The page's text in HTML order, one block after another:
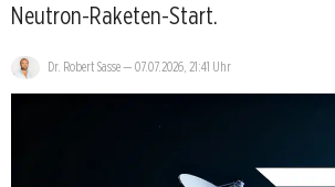
Neutron-Raketen-Start.
Dr. Robert Sasse— 07.07.2026, 21:41 Uhr